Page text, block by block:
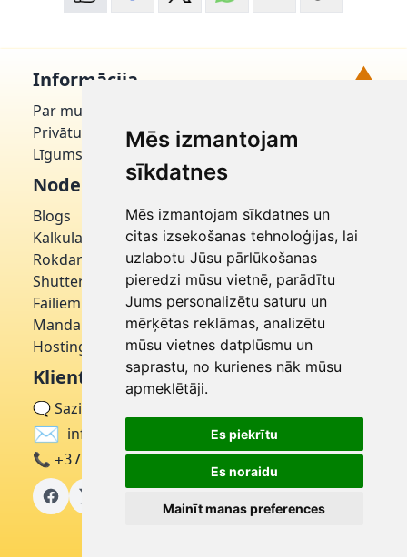
Mēs izmantojam
sīkdatnes
Mēs izmantojam sīkdatnes un
citas izsekošanas tehnoloģijas, lai
uzlabotu Jūsu pārlūkošanas
pieredzi mūsu vietnē, parādītu
Jums personalizētu saturu un
mērķētas reklāmas, analizētu
mūsu vietnes datplūsmu un
saprastu, no kurienes nāk mūsu
apmeklētāji.
Es piekrītu
Es noraidu
Mainīt manas preferences
▲
Informācija
Par mums
Privātuma politika
Līgums par domēnu
Noderīgi
Blogs
Kalkulatori
Rokdarbniece
Shutterstock
Failiem
Mandarīns
Hostinger
Klientu apkalpošana
🗨Sazinieties ar mums
✉ info@latvija.click
📞 +371 27322332